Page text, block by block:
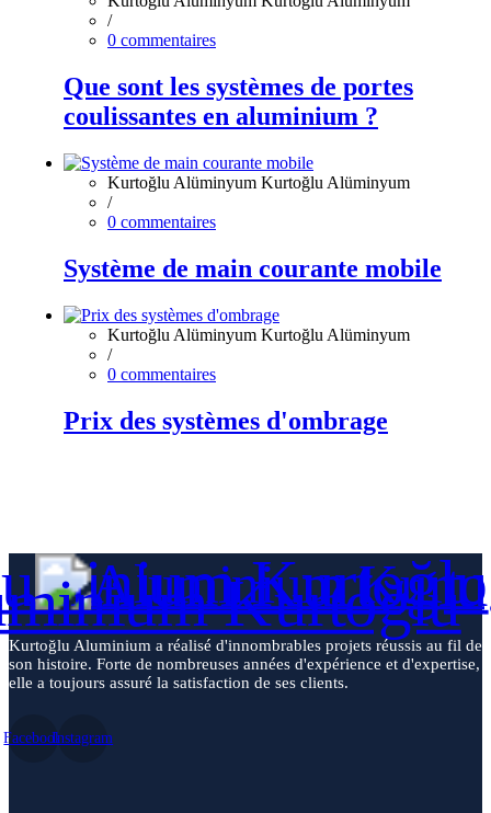
/
0 commentaires
Que sont les systèmes de portes
coulissantes en aluminium ?
/
0 commentaires
Système de main courante mobile
/
0 commentaires
Prix des systèmes d'ombrage
Kurtoğlu Aluminium a réalisé d'innombrables projets réussis au fil de
son histoire. Forte de nombreuses années d'expérience et d'expertise,
elle a toujours assuré la satisfaction de ses clients.
FacebookInstagram